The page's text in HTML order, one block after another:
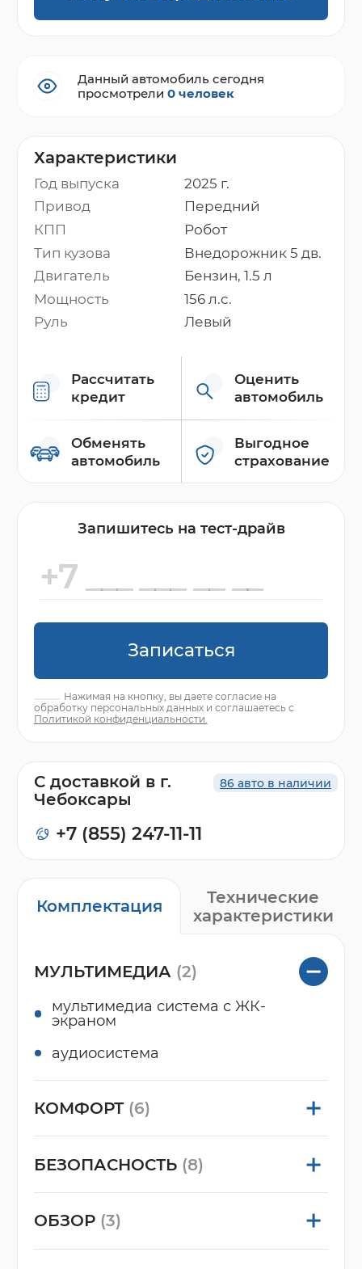
Характеристики
Год выпуска
2025 г.
Привод
Передний
КПП
Робот
Тип кузова
Внедорожник 5 дв.
Двигатель
Бензин, 1.5 л
Мощность
156 л.с.
Руль
Левый
Рассчитать
кредит
Оценить
автомобиль
Обменять
автомобиль
Выгодное
страхование
Данный автомобиль сегодня
просмотрели0 человек
Запишитесь на тест-драйв
Записаться
Нажимая на кнопку, вы даете согласие на
обработку персональных данных и соглашаетесь с
Политикой конфиденциальности.
Комплектация
Технические
характеристики
МУЛЬТИМЕДИА (2)
мультимедиа система с ЖК-
экраном
аудиосистема
КОМФОРТ (6)
БЕЗОПАСНОСТЬ (8)
ОБЗОР (3)
86 авто в наличии
С доставкой в г.
Чебоксары
+7 (855) 247-11-11